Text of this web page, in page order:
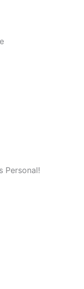
Personal!